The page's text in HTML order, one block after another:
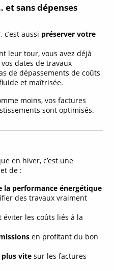
et sans dépenses
aussi préserver votre
leur tour, vous avez déjà
dates de travaux
de dépassements de coûts
et maîtrisée.
moins, vos factures
sont optimisés.
en hiver, c’est une
de :
la performance énergétique
des travaux vraiment
éviter les coûts liés à la
en profitant du bon
plus vite sur les factures